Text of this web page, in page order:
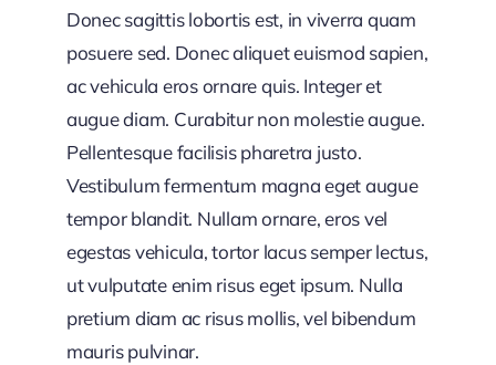
Donec sagittis lobortis est, in viverra quam
posuere sed. Donec aliquet euismod sapien,
ac vehicula eros ornare quis. Integer et
augue diam. Curabitur non molestie augue.
Pellentesque facilisis pharetra justo.
Vestibulum fermentum magna eget augue
tempor blandit. Nullam ornare, eros vel
egestas vehicula, tortor lacus semper lectus,
ut vulputate enim risus eget ipsum. Nulla
pretium diam ac risus mollis, vel bibendum
mauris pulvinar.